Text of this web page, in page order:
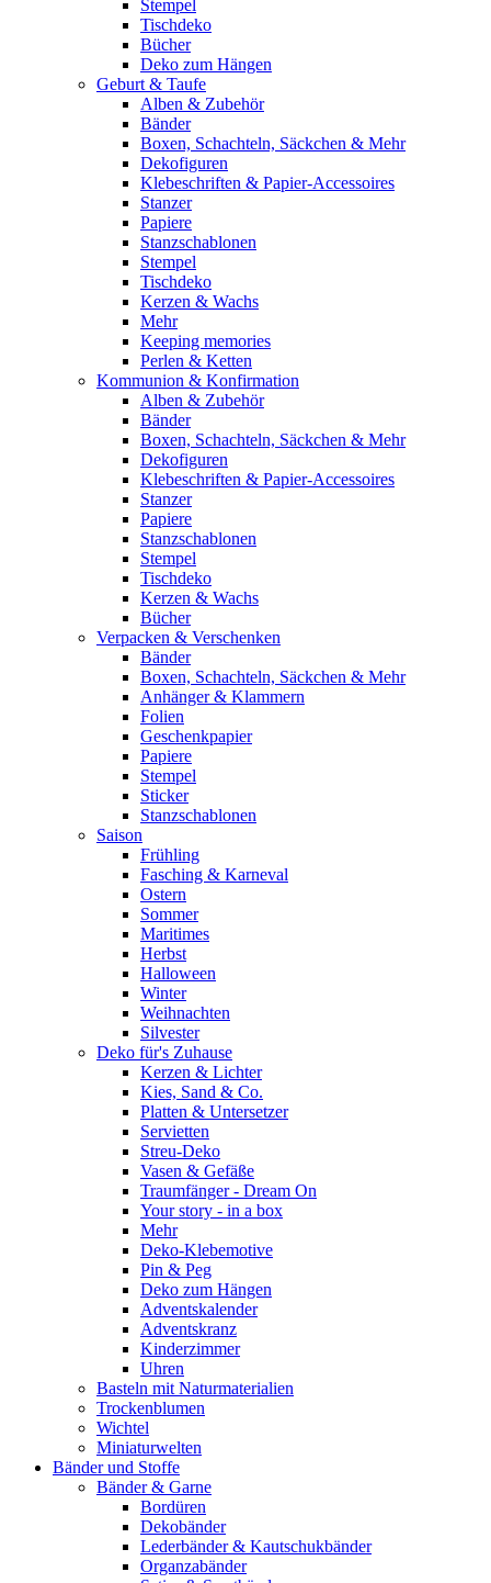
Stempel
Tischdeko
Bücher
Deko zum Hängen
Geburt & Taufe
Alben & Zubehör
Bänder
Boxen, Schachteln, Säckchen & Mehr
Dekofiguren
Klebeschriften & Papier-Accessoires
Stanzer
Papiere
Stanzschablonen
Stempel
Tischdeko
Kerzen & Wachs
Mehr
Keeping memories
Perlen & Ketten
Kommunion & Konfirmation
Alben & Zubehör
Bänder
Boxen, Schachteln, Säckchen & Mehr
Dekofiguren
Klebeschriften & Papier-Accessoires
Stanzer
Papiere
Stanzschablonen
Stempel
Tischdeko
Kerzen & Wachs
Bücher
Verpacken & Verschenken
Bänder
Boxen, Schachteln, Säckchen & Mehr
Anhänger & Klammern
Folien
Geschenkpapier
Papiere
Stempel
Sticker
Stanzschablonen
Saison
Frühling
Fasching & Karneval
Ostern
Sommer
Maritimes
Herbst
Halloween
Winter
Weihnachten
Silvester
Deko für's Zuhause
Kerzen & Lichter
Kies, Sand & Co.
Platten & Untersetzer
Servietten
Streu-Deko
Vasen & Gefäße
Traumfänger - Dream On
Your story - in a box
Mehr
Deko-Klebemotive
Pin & Peg
Deko zum Hängen
Adventskalender
Adventskranz
Kinderzimmer
Uhren
Basteln mit Naturmaterialien
Trockenblumen
Wichtel
Miniaturwelten
Bänder und Stoffe
Bänder & Garne
Bordüren
Dekobänder
Lederbänder & Kautschukbänder
Organzabänder